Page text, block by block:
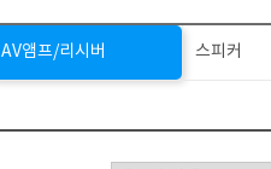
AV앰프/리시버 스피커